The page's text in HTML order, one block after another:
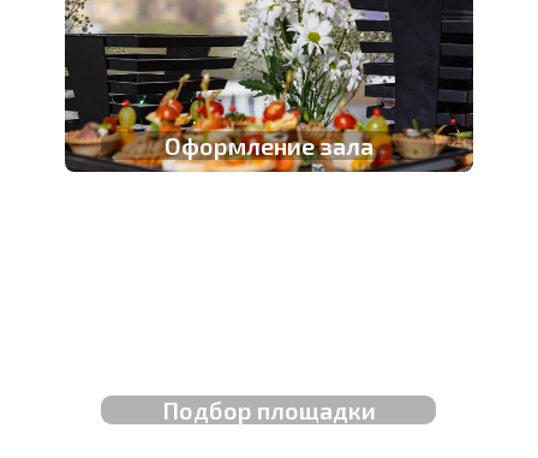
Подбор площадки
Оформление зала